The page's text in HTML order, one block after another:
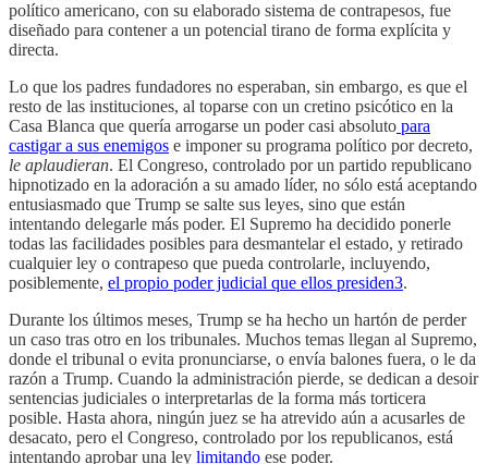
político americano, con su elaborado sistema de contrapesos, fue
diseñado para contener a un potencial tirano de forma explícita y
directa.
Lo que los padres fundadores no esperaban, sin embargo, es que el
resto de las instituciones, al toparse con un cretino psicótico en la
Casa Blanca que quería arrogarse un poder casi absoluto para
castigar a sus enemigos e imponer su programa político por decreto,
le aplaudieran. El Congreso, controlado por un partido republicano
hipnotizado en la adoración a su amado líder, no sólo está aceptando
entusiasmado que Trump se salte sus leyes, sino que están
intentando delegarle más poder. El Supremo ha decidido ponerle
todas las facilidades posibles para desmantelar el estado, y retirado
cualquier ley o contrapeso que pueda controlarle, incluyendo,
posiblemente, el propio poder judicial que ellos presiden3.
Durante los últimos meses, Trump se ha hecho un hartón de perder
un caso tras otro en los tribunales. Muchos temas llegan al Supremo,
donde el tribunal o evita pronunciarse, o envía balones fuera, o le da
razón a Trump. Cuando la administración pierde, se dedican a desoir
sentencias judiciales o interpretarlas de la forma más torticera
posible. Hasta ahora, ningún juez se ha atrevido aún a acusarles de
desacato, pero el Congreso, controlado por los republicanos, está
intentando aprobar una ley limitando ese poder.